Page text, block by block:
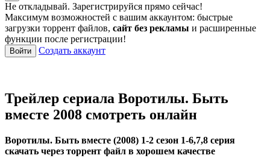
Не откладывай. Зарегистрируйся прямо сейчас!
Максимум возможностей с вашим аккаунтом: быстрые
загрузки торрент файлов, сайт без рекламы и расширенные
функции после регистрации!
Войти Создать аккаунт
Трейлер сериала Воротилы. Быть
вместе 2008 смотреть онлайн
Воротилы. Быть вместе (2008) 1-2 сезон 1-6,7,8 серия
скачать через торрент файл в хорошем качестве